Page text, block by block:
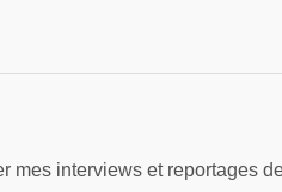
mes interviews et reportages